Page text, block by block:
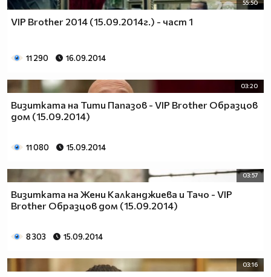
55:50
VIP Brother 2014 (15.09.2014г.) - част 1
11 290 16.09.2014
03:20
Визитката на Тити Папазов - VIP Brother Образцов
дом (15.09.2014)
11 080 15.09.2014
03:57
Визитката на Жени Калканджиева и Тачо - VIP
Brother Образцов дом (15.09.2014)
8 303 15.09.2014
03:16